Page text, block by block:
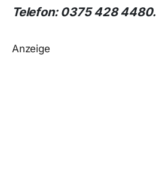
Telefon: 0375 428 4480.
Anzeige